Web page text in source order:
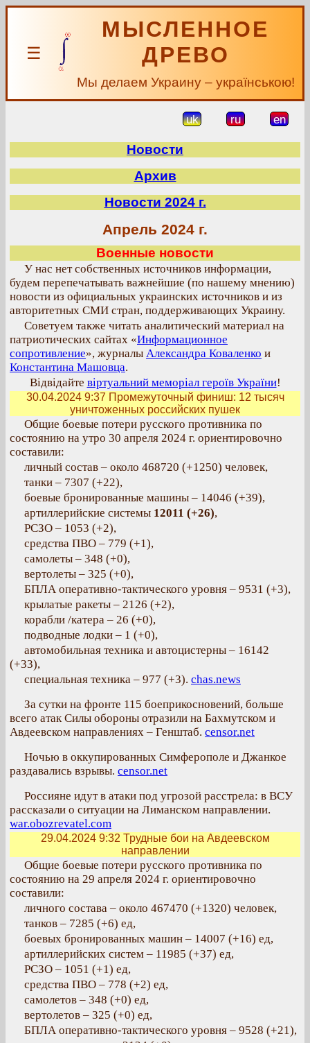
☰
МЫСЛЕННОЕ
ДРЕВО
Мы делаем Украину – українською!
uk ru en
Новости
Архив
Новости 2024 г.
Апрель 2024 г.
Военные новости
У нас нет собственных источников информации,
будем перепечатывать важнейшие (по нашему мнению)
новости из официальных украинских источников и из
авторитетных СМИ стран, поддерживающих Украину.
Советуем также читать аналитический материал на
патриотических сайтах «Информационное
сопротивление», журналы Александра Коваленко и
Константина Машовца.
Відвідайте віртуальний меморіал героїв України!
30.04.2024 9:37 Промежуточный финиш: 12 тысяч
уничтоженных российских пушек
Общие боевые потери русского противника по
состоянию на утро 30 апреля 2024 г. ориентировочно
составили:
личный состав – около 468720 (+1250) человек,
танки – 7307 (+22),
боевые бронированные машины – 14046 (+39),
артиллерийские системы 12011 (+26),
РСЗО – 1053 (+2),
средства ПВО – 779 (+1),
самолеты – 348 (+0),
вертолеты – 325 (+0),
БПЛА оперативно-тактического уровня – 9531 (+3),
крылатые ракеты – 2126 (+2),
корабли /катера – 26 (+0),
подводные лодки – 1 (+0),
автомобильная техника и автоцистерны – 16142
(+33),
специальная техника – 977 (+3). chas.news
За сутки на фронте 115 боеприкосновений, больше
всего атак Силы обороны отразили на Бахмутском и
Авдеевском направлениях – Генштаб. censor.net
Ночью в оккупированных Симферополе и Джанкое
раздавались взрывы. censor.net
Россияне идут в атаки под угрозой расстрела: в ВСУ
рассказали о ситуации на Лиманском направлении.
war.obozrevatel.com
29.04.2024 9:32 Трудные бои на Авдеевском
направлении
Общие боевые потери русского противника по
состоянию на 29 апреля 2024 г. ориентировочно
составили:
личного состава – около 467470 (+1320) человек,
танков – 7285 (+6) ед,
боевых бронированных машин – 14007 (+16) ед,
артиллерийских систем – 11985 (+37) ед,
РСЗО – 1051 (+1) ед,
средства ПВО – 778 (+2) ед,
самолетов – 348 (+0) ед,
вертолетов – 325 (+0) ед,
БПЛА оперативно-тактического уровня – 9528 (+21),